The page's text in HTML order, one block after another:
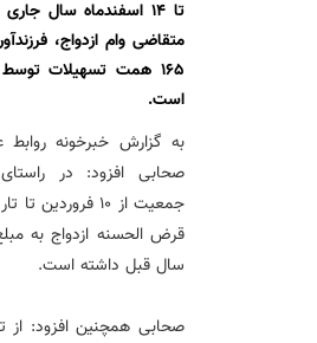
نشست تشریح برنامه های
عقد تفاهم نامه عرضه
وزیر اقتصاد در جمع
آغاز فرایند اجرایی طرح
طرح آتیه ملی ؛ محصول
متقاضی وام ازدواج،
165 همت تسهیلات
است.
به گزارش خبرخونه
صحابی افزود: در
سال قبل داشته است.